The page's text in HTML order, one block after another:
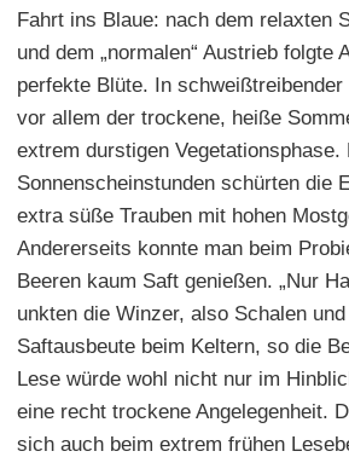
Fahrt ins Blaue: nach dem relaxten
und dem „normalen“ Austrieb folgte
perfekte Blüte. In
vor allem der trockene, heiße
extrem durstigen Vegetationsphase.
Sonnenscheinstunden schürten die
extra süße Trauben mit hohen
Andererseits konnte man beim
Beeren kaum Saft genießen. „Nur
unkten die Winzer, also Schalen
Saftausbeute beim Keltern, so die
Lese würde wohl nicht nur im
eine recht trockene Angelegenheit.
sich auch beim extrem frühen